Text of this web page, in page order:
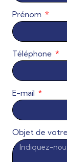
Prénom
Téléphone
E-mail
Objet de